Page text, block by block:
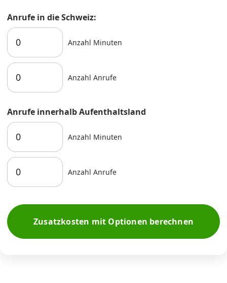
Anrufe in die Schweiz:
Anzahl Minuten
Anzahl Anrufe
Anrufe innerhalb Aufenthaltsland
Anzahl Minuten
Anzahl Anrufe
Zusatzkosten mit Optionen berechnen